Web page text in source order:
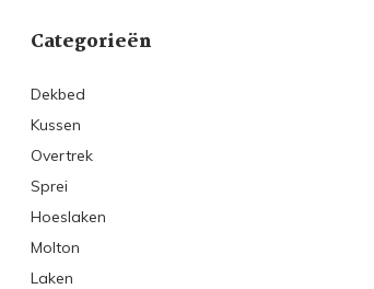
Categorieën
Dekbed
Kussen
Overtrek
Sprei
Hoeslaken
Molton
Laken